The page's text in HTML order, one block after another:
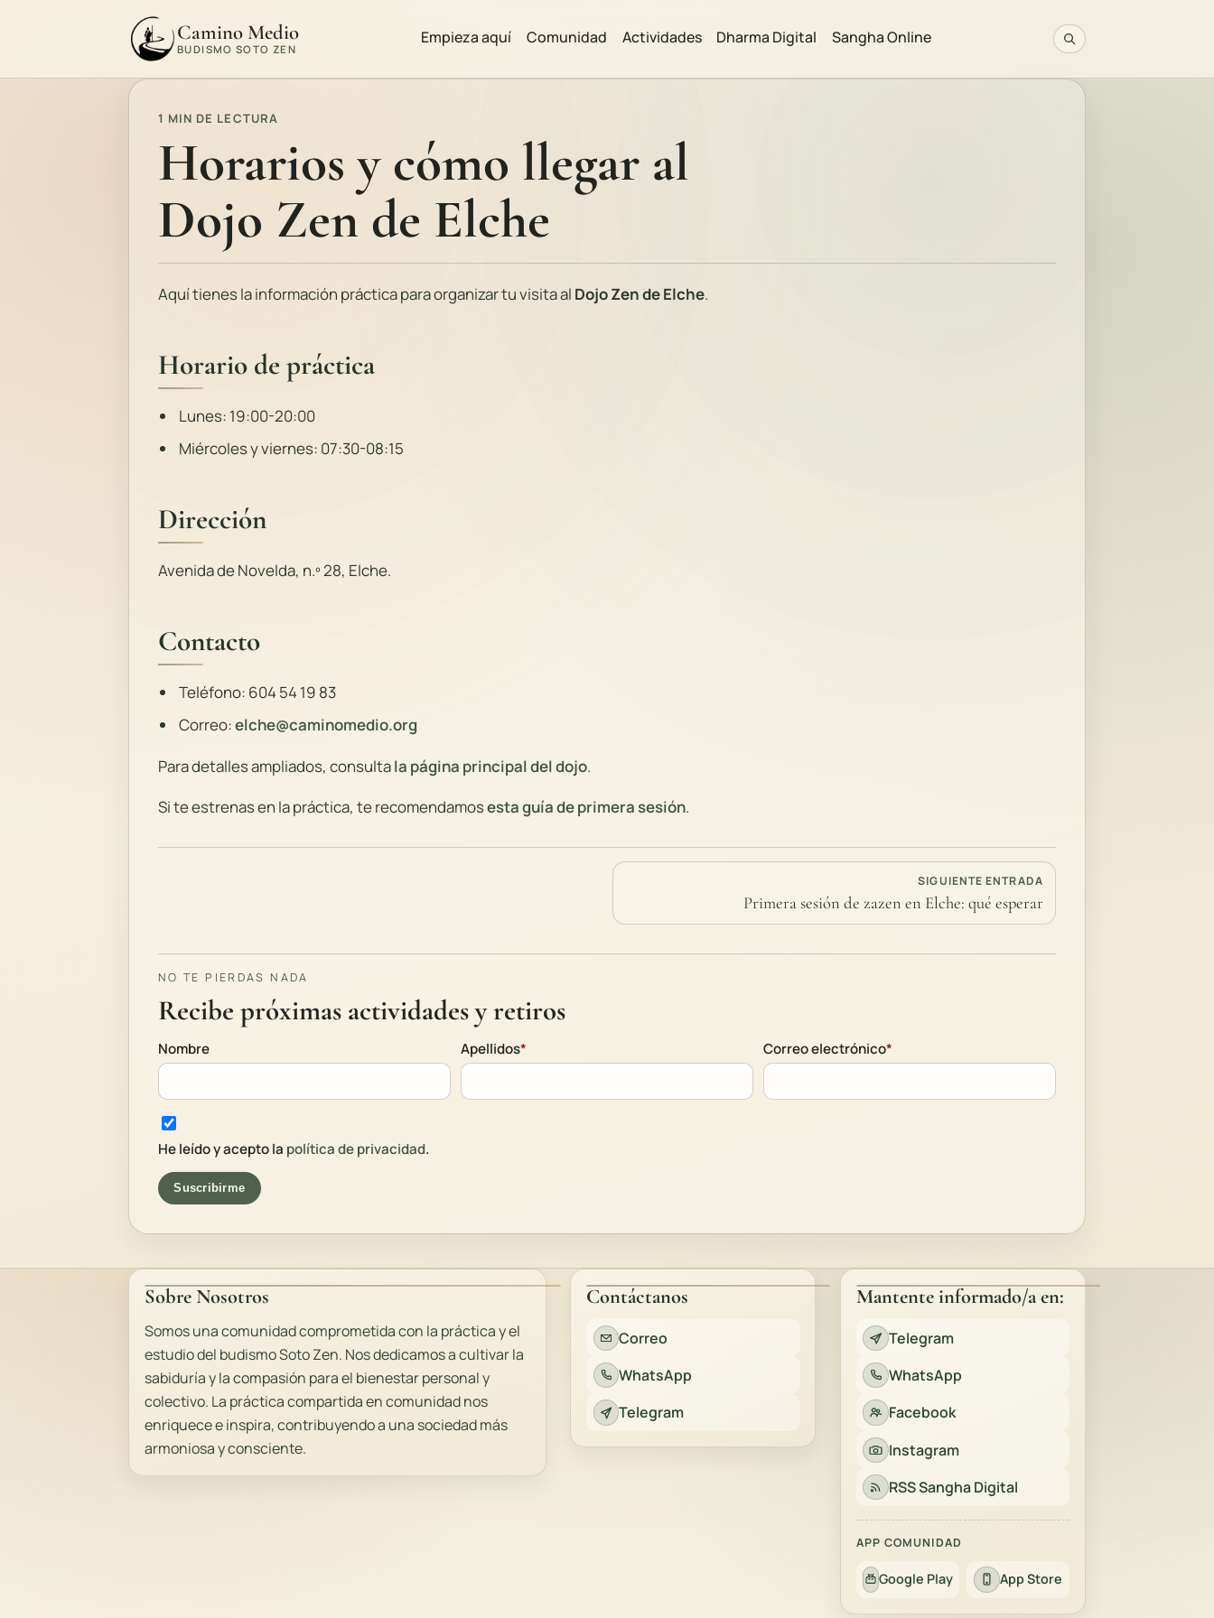
Camino Medio
BUDISMO SOTO ZEN
Empieza aquí Comunidad Actividades Dharma Digital Sangha Online
1 MIN DE LECTURA
Horarios y cómo llegar al
Dojo Zen de Elche
Aquí tienes la información práctica para organizar tu visita al Dojo Zen de Elche.
Horario de práctica
Lunes: 19:00-20:00
Miércoles y viernes: 07:30-08:15
Dirección
Avenida de Novelda, n.º 28, Elche.
Contacto
Teléfono: 604 54 19 83
Correo:elche@caminomedio.org
Para detalles ampliados, consultala página principal del dojo.
Si te estrenas en la práctica, te recomendamosesta guía de primera sesión.
SIGUIENTE ENTRADA
Primera sesión de zazen en Elche: qué esperar
NO TE PIERDAS NADA
Recibe próximas actividades y retiros
Nombre Apellidos* Correo electrónico*
He leído y acepto la política de privacidad.
Suscribirme
Sobre Nosotros
Somos una comunidad comprometida con la práctica y el
estudio del budismo Soto Zen. Nos dedicamos a cultivar la
sabiduría y la compasión para el bienestar personal y
colectivo. La práctica compartida en comunidad nos
enriquece e inspira, contribuyendo a una sociedad más
armoniosa y consciente.
Contáctanos
Correo
WhatsApp
Telegram
Mantente informado/a en:
Telegram
WhatsApp
Facebook
Instagram
RSS Sangha Digital
APP COMUNIDAD
Google Play App Store